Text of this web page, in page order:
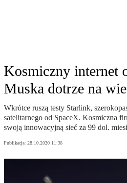
Kosmiczny internet
Muska dotrze na
Wkrótce ruszą testy Starlink,
satelitarnego od SpaceX. Kosmiczna
swoją innowacyjną sieć za 99 dol.
Publikacja: 28.10.2020 11:38